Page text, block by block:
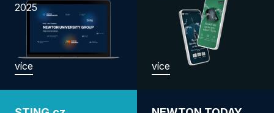
2025
více více